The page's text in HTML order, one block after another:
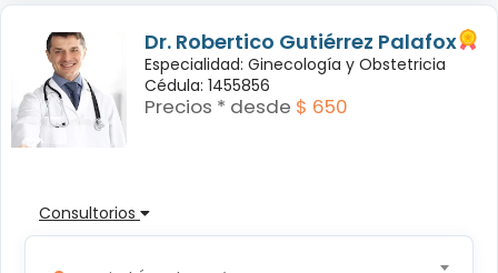
Dr. Robertico Gutiérrez Palafox
Especialidad: Ginecología y Obstetricia
Cédula: 1455856
Precios * desde $ 650
Consultorios